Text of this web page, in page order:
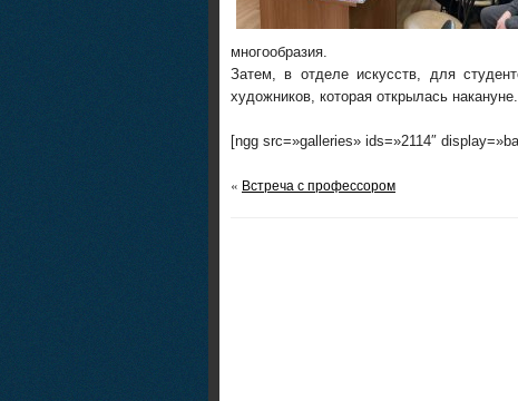
многообразия.
Затем, в отделе искусств, для
художников, которая открылась
[ngg src=»galleries» ids=»2114″
« Встреча с профессором